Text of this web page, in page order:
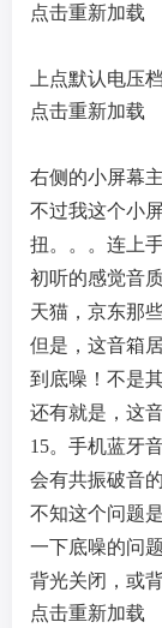
点击重新加载
上点默认电压档
点击重新加载
右侧的小屏幕
不过我这个小
扭。。。 连上
初听的感觉音
天猫，京东那
但是，这音箱
到底噪！不是
还有就是，这
15。手机蓝牙
会有共振破音的
不知这个问题
一下底噪的问
背光关闭，或
点击重新加载